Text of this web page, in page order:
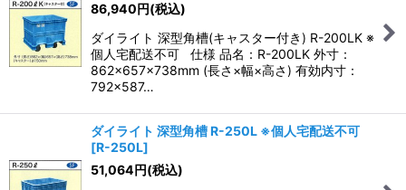
86,940円(税込)
ダイライト 深型角槽(キャスター付き) R-200LK ※
個人宅配送不可 仕様 品名：R-200LK 外寸：
862×657×738mm (長さ×幅×高さ) 有効内寸：
792×587…
ダイライト 深型角槽 R-250L ※個人宅配送不可
[R-250L]
51,064円(税込)